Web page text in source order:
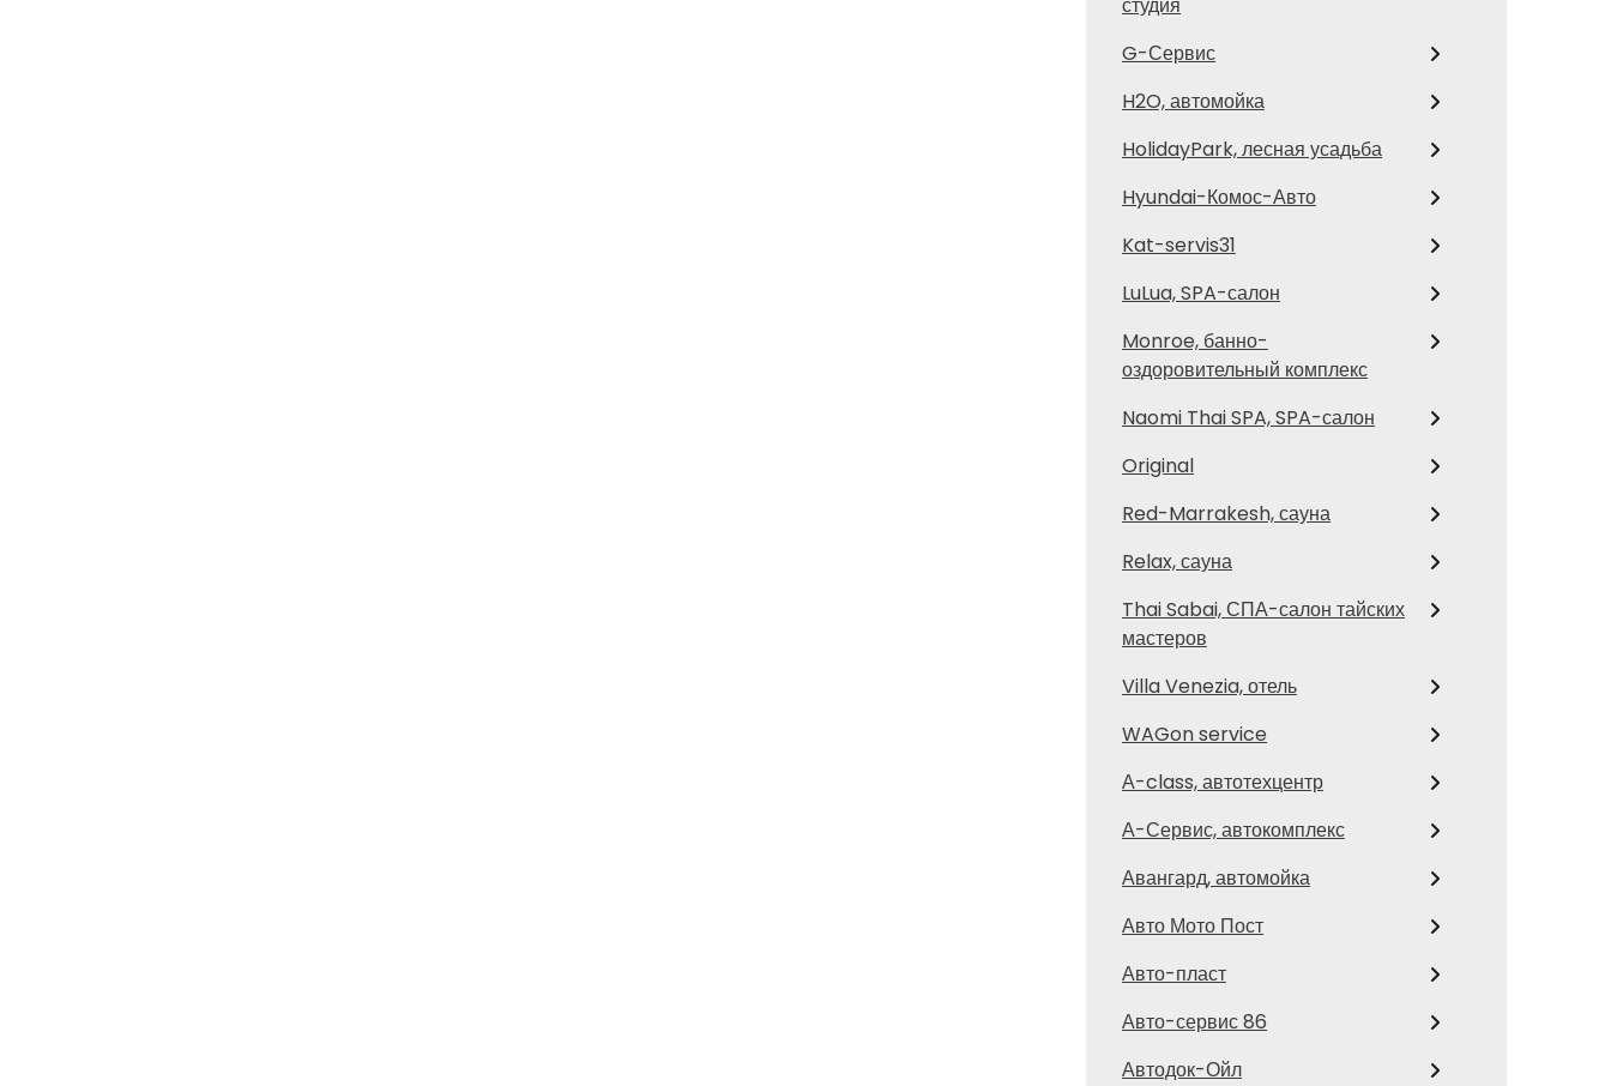
G-Сервис
H2O, автомойка
HolidayPark, лесная усадьба
Hyundai-Комос-Авто
Kat-servis31
LuLua, SPA-салон
Monroe, банно-
оздоровительный комплекс
Naomi Thai SPA, SPA-салон
Original
Red-Marrakesh, сауна
Relax, сауна
Thai Sabai, СПА-салон тайских
мастеров
Villa Venezia, отель
WAGon service
А-class, автотехцентр
А-Сервис, автокомплекс
Авангард, автомойка
Авто Мото Пост
Авто-пласт
Авто-сервис 86
Автодок-Ойл